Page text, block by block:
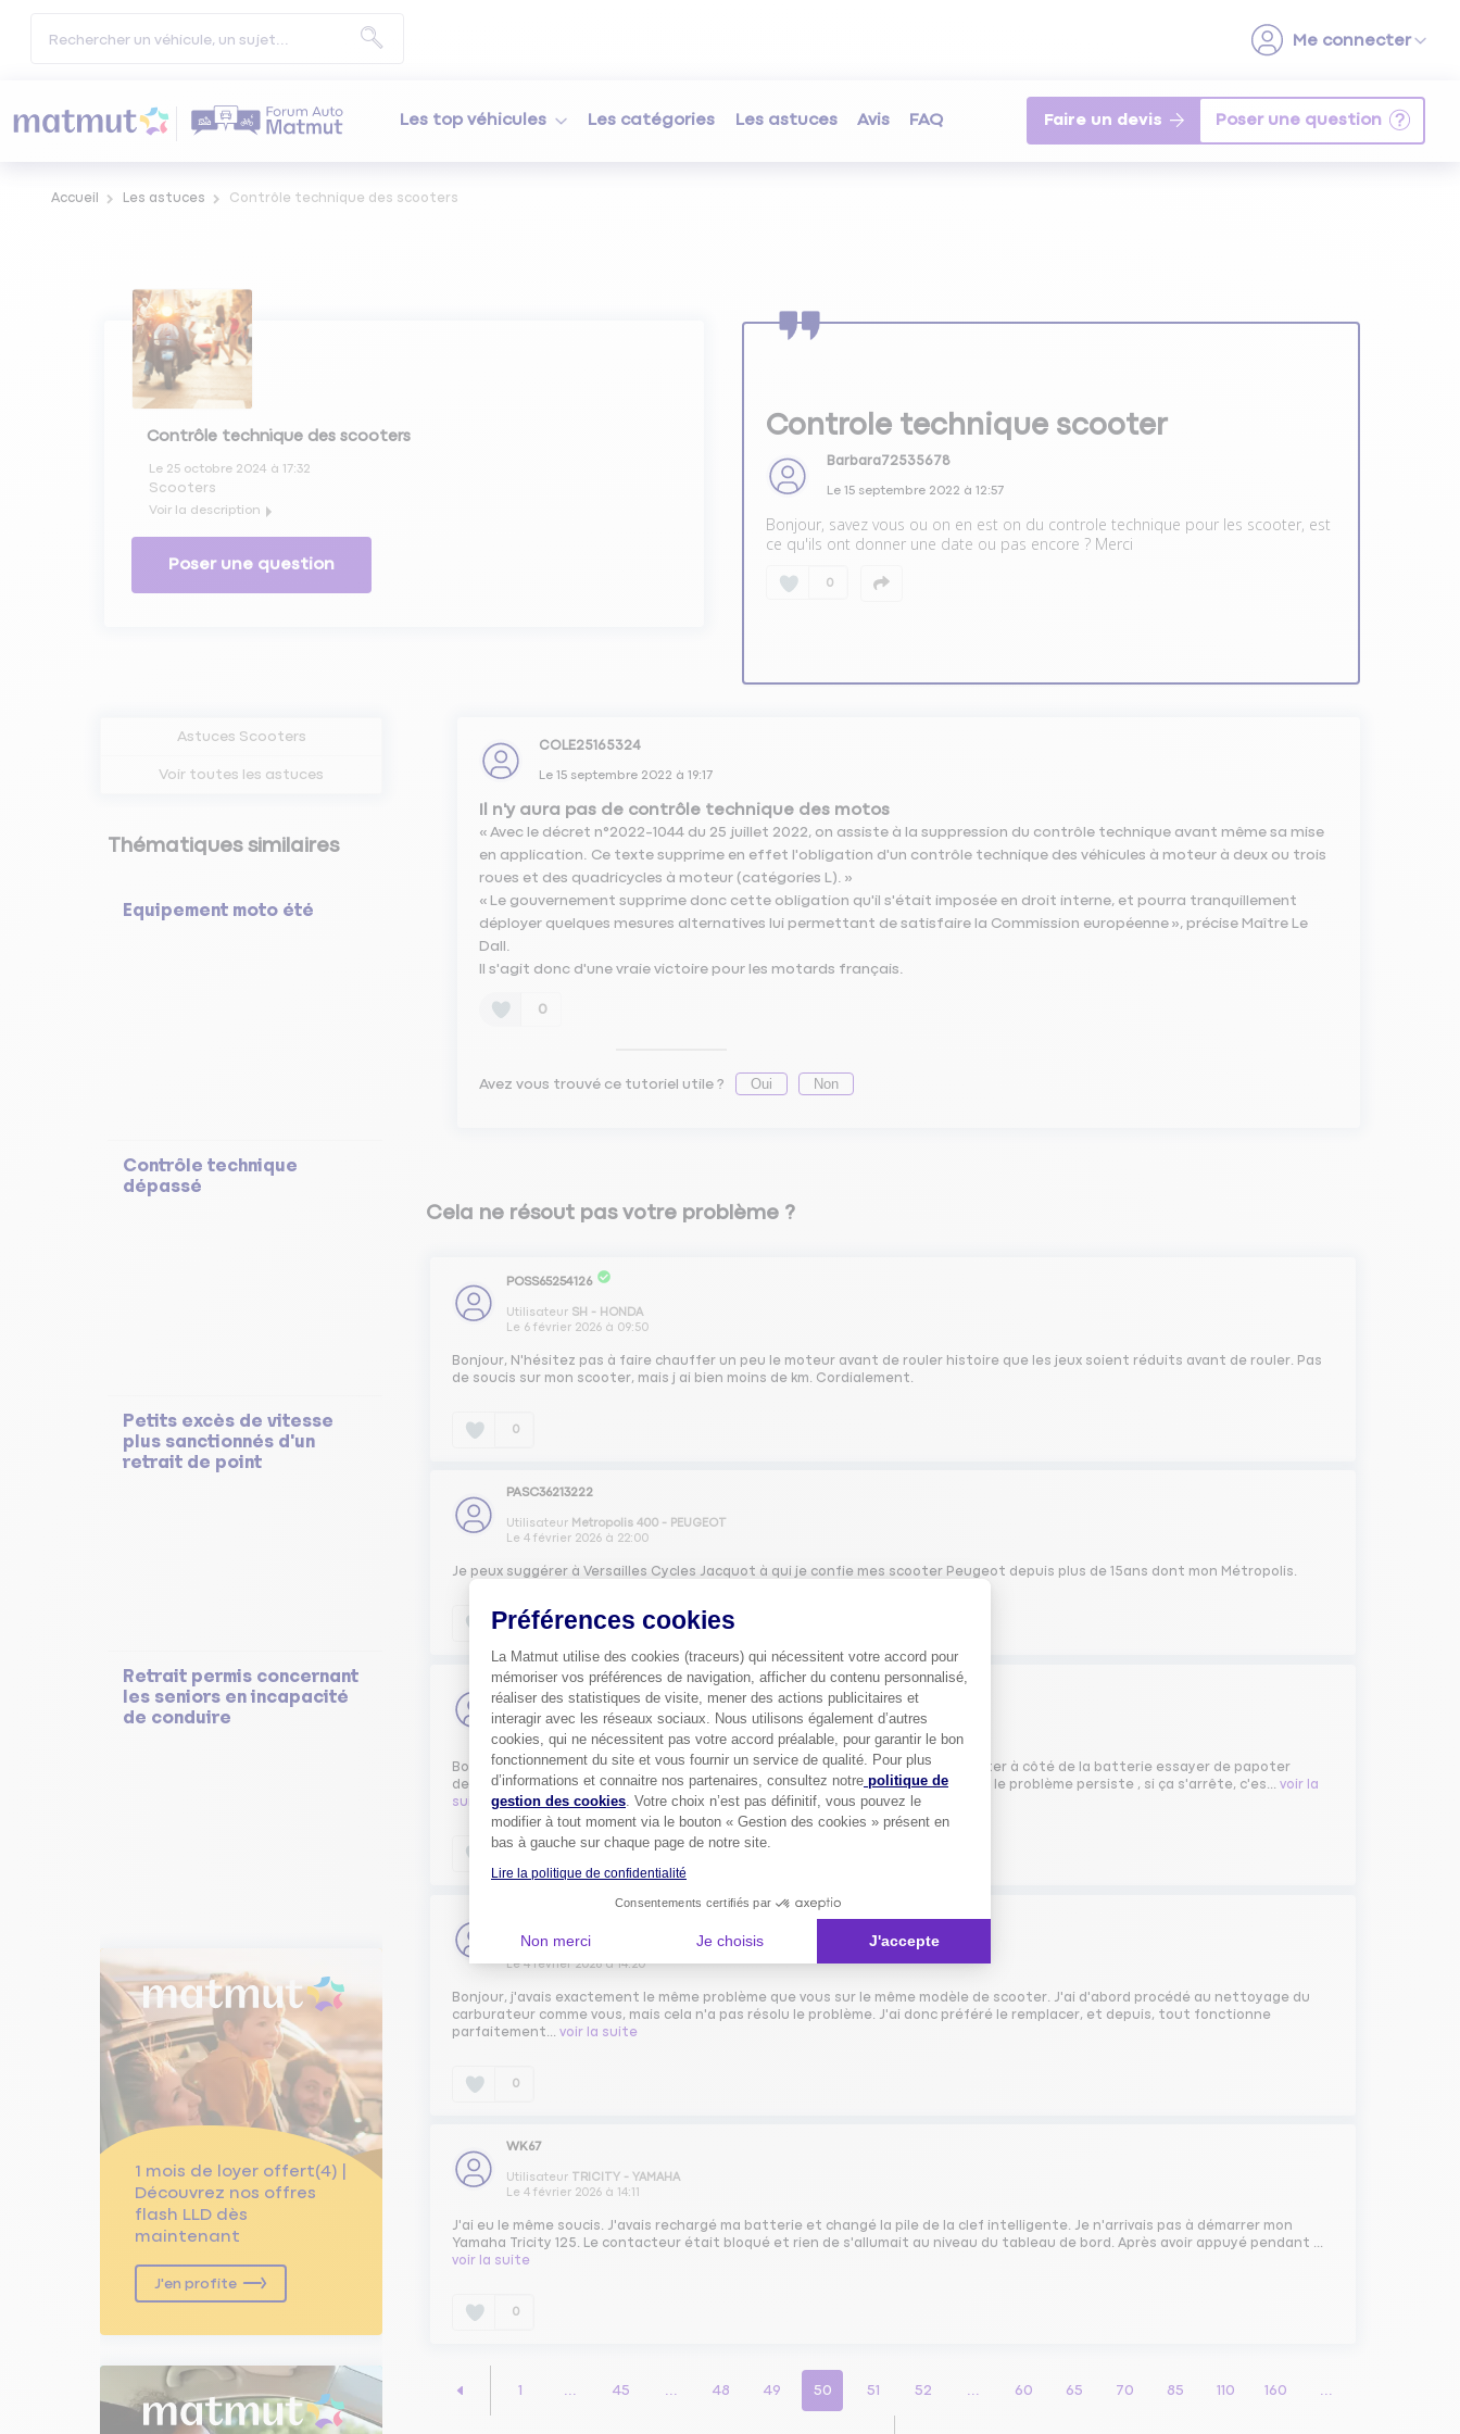
Les top véhicules Les catégories Les astuces Avis FAQ Faire un devis
Accueil Les astuces Contrôle technique des scooters
Contrôle technique des scooters
Le 25 octobre 2024 à 17:32
Scooters
Voir la description
Infos sur le controle technique des scooters
Poser une question
Astuces Scooters
Voir toutes les astuces
Thématiques similaires
Equipement moto été
Contrôle technique
dépassé
Petits excès de vitesse
plus sanctionnés d'un
retrait de point
Retrait permis concernant
les seniors en incapacité
de conduire
1 mois de loyer offert(4) |
Découvrez nos offres
flash LLD dès
maintenant
J'en profite
Controle technique scooter
Barbara72535678
Le 15 septembre 2022 à 12:57
Bonjour, savez vous ou on en est on du controle technique pour les scooter, est
ce qu'ils ont donner une date ou pas encore ? Merci
0
COLE25165324
Le15 septembre 2022 à19:17
Il n'y aura pas de contrôle technique des motos
« Avec le décret n°2022-1044 du 25 juillet 2022, on assiste à la suppression du contrôle technique avant même sa mise
en application. Ce texte supprime en effet l'obligation d'un contrôle technique des véhicules à moteur à deux ou trois
roues et des quadricycles à moteur (catégories L). »
« Le gouvernement supprime donc cette obligation qu'il s'était imposée en droit interne, et pourra tranquillement
déployer quelques mesures alternatives lui permettant de satisfaire la Commission européenne », précise Maître Le
Dall.
Il s'agit donc d'une vraie victoire pour les motards français.
0
Avez vous trouvé ce tutoriel utile ? Oui Non
Cela ne résout pas votre problème ?
POSS65254126
Utilisateur SH - HONDA
Le 6 février 2026 à 09:50
Bonjour, N'hésitez pas à faire chauffer un peu le moteur avant de rouler histoire que les jeux soient réduits avant de rouler. Pas
de soucis sur mon scooter, mais j ai bien moins de km. Cordialement.
0
PASC36213222
Utilisateur Metropolis 400 - PEUGEOT
Le4 février 2026 à 22:00
Je peux suggérer à Versailles Cycles Jacquot à qui je confie mes scooter Peugeot depuis plus de 15ans dont mon Métropolis.
0
CEDR62531415
UtilisateurX9 - PIAGGIO
Le 4 février 2026à 21:38
Bonjour, c'est le relais de démarrage qui est collé il est situé à l'arrière du scooter à côté de la batterie essayer de papoter
dessus pour voir si ça s'arrête ou le débrancher rebrancher la batterie et voir si le problème persiste , si ça s'arrête, c'es...voir la
suite
UtilisateurAgility - KYMCO
Le4 février 2026à14:20
Bonjour, j'avais exactement le même problème que vous sur le même modèle de scooter. J'ai d'abord procédé au nettoyage du
carburateur comme vous, mais cela n'a pas résolu le problème. J'ai donc préféré le remplacer, et depuis, tout fonctionne
parfaitement...voir la suite
0
WK67
Utilisateur
TRICITY - YAMAHA
Le4 février 2026 à 14:11
J'ai eu le même soucis. J'avais rechargé ma batterie et changé la pile de la clef intelligente. Je n'arrivais pas à démarrer mon
Yamaha Tricity 125. Le contacteur était bloqué et rien de s'allumait au niveau du tableau de bord. Après avoir appuyé pendant ...
voir la suite
0
1 45 48 49 50 51 52 60 65 70 85 110 160
Préférences cookies
La Matmut utilise des cookies (traceurs) qui nécessitent votre accord pour
mémoriser vos préférences de navigation, afficher du contenu personnalisé,
réaliser des statistiques de visite, mener des actions publicitaires et
interagir avec les réseaux sociaux. Nous utilisons également d’autres
cookies, qui ne nécessitent pas votre accord préalable, pour garantir le bon
fonctionnement du site et vous fournir un service de qualité. Pour plus
d’informations et connaitre nos partenaires, consultez notre politique de
gestion des cookies . Votre choix n’est pas définitif, vous pouvez le
modifier à tout moment via le bouton « Gestion des cookies » présent en
bas à gauche sur chaque page de notre site.
Lire la politique de confidentialité
Consentements certifiés par
Non merci Je choisis J'accepte
Axeptio consent